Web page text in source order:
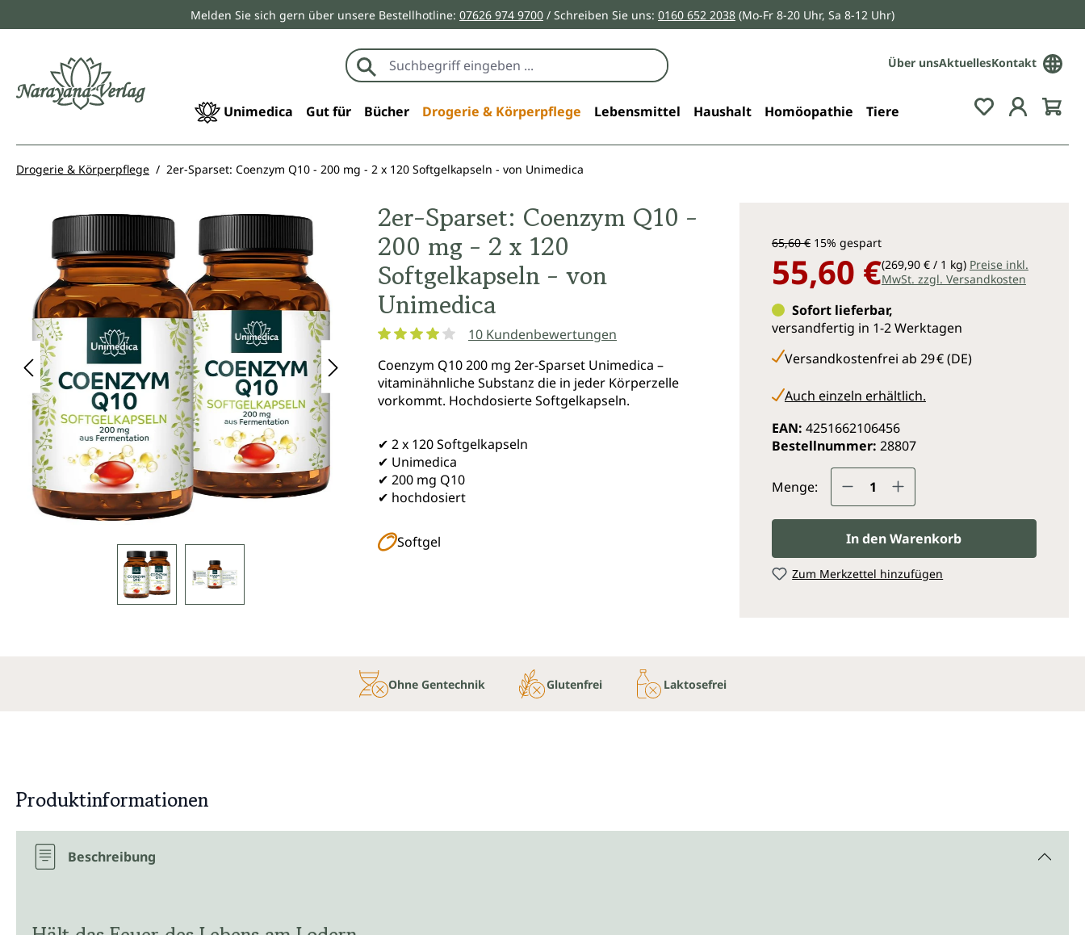
Zur Hauptnavigation springenMelden Sie sich gern über unsere Bestellhotline: 07626 974 9700 / Schreiben Sie uns: 0160 652 2038 (Mo-Fr 8-20 Uhr, Sa 8-12 Uhr)
Über unsAktuellesKontakt
Unimedica Gut für Bücher Drogerie & Körperpflege Lebensmittel Haushalt Homöopathie Tiere Du hast 0
Drogerie & Körperpflege 2er-Sparset: Coenzym Q10 - 200 mg - 2 x 120 Softgelkapseln - von Unimedica
Bildergalerie überspringen
2er-Sparset: Coenzym Q10 -
200 mg - 2 x 120
Softgelkapseln - von
Unimedica
10 Kundenbewertungen
Coenzym Q10 200 mg 2er-Sparset Unimedica –
vitaminähnliche Substanz die in jeder Körperzelle
vorkommt. Hochdosierte Softgelkapseln.
✔ 2 x 120 Softgelkapseln
✔ Unimedica
✔ 200 mg Q10
✔ hochdosiert
Softgel
65,60 € 15% gespart
55,60 €(269,90 € / 1 kg) Preise inkl.
MwSt. zzgl. Versandkosten
Sofort lieferbar,
versandfertig in 1-2 Werktagen
Versandkostenfrei ab 29 € (DE)
Auch einzeln erhältlich.
EAN: 4251662106456
Bestellnummer: 28807
Menge: Produkt Anzahl: Gib den
In den Warenkorb
Zum Merkzettel hinzufügen
Ohne Gentechnik Glutenfrei Laktosefrei
Produktinformationen
Beschreibung